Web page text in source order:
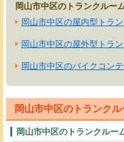
岡山市中区のトランクルー
岡山市中区の屋内型トラ
岡山市中区の屋外型トラ
岡山市中区のバイクコン
岡山市中区のトランク
岡山市中区のトランクルー